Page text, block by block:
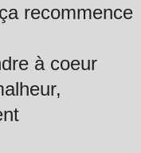
recommence
à coeur